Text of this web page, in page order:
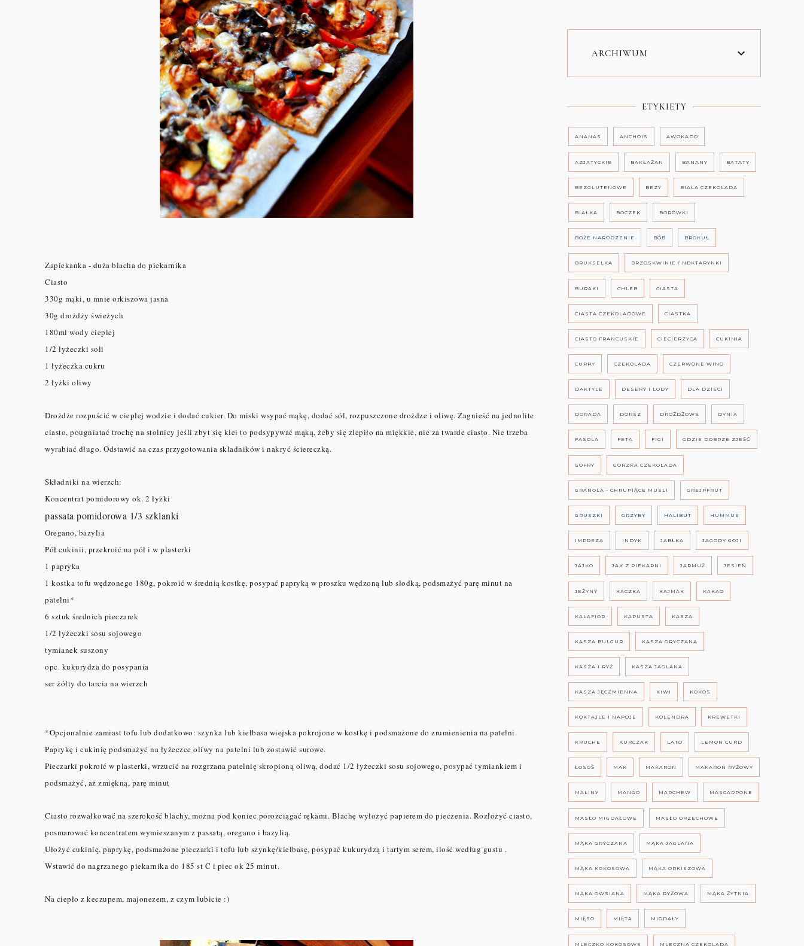
Zapiekanka - duża blacha do piekarnika
Ciasto
330g mąki, u mnie orkiszowa jasna
30g drożdży świeżych
180ml wody cieplej
1/2 łyżeczki soli
1 łyżeczka cukru
2 łyżki oliwy
Drożdże rozpuścić w ciepłej wodzie i dodać cukier. Do miski wsypać mąkę, dodać sól, rozpuszczone drożdze i oliwę. Zagnieść na jednolite
ciasto, pougniatać trochę na stolnicy jeśli zbyt się klei to podsypywać mąką, żeby się zlepiło na miękkie, nie za twarde ciasto. Nie trzeba
wyrabiać długo. Odstawić na czas przygotowania składników i nakryć ściereczką.
Składniki na wierzch:
Koncentrat pomidorowy ok. 2 łyżki
passata pomidorowa 1/3 szklanki
Oregano, bazylia
Pół cukinii, przekroić na pół i w plasterki
1 papryka
1 kostka tofu wędzonego 180g, pokroić w średnią kostkę, posypać papryką w proszku wędzoną lub słodką, podsmażyć parę minut na
patelni*
6 sztuk średnich pieczarek
1/2 łyżeczki sosu sojowego
tymianek suszony
opc. kukurydza do posypania
ser żółty do tarcia na wierzch
*Opcjonalnie zamiast tofu lub dodatkowo: szynka lub kiełbasa wiejska pokrojone w kostkę i podsmażone do zrumienienia na patelni.
Paprykę i cukinię podsmażyć na łyżeczce oliwy na patelni lub zostawić surowe.
Pieczarki pokroić w plasterki, wrzucić na rozgrzana patelnię skropioną oliwą, dodać 1/2 łyżeczki sosu sojowego, posypać tymiankiem i
podsmażyć, aż zmiękną, parę minut
Ciasto rozwałkować na szerokość blachy, można pod koniec porozciągać rękami. Blachę wyłożyć papierem do pieczenia. Rozłożyć ciasto,
posmarować koncentratem wymieszanym z passatą, oregano i bazylią.
Ułożyć cukinię, paprykę, podsmażone pieczarki i tofu lub szynkę/kiełbasę, posypać kukurydzą i tartym serem, ilość według gustu .
Wstawić do nagrzanego piekarnika do 185 st C i piec ok 25 minut.
Na ciepło z keczupem, majonezem, z czym lubicie :)
ARCHIWUM
ETYKIETY
ANANAS ANCHOIS AWOKADO
AZJATYCKIE BAKŁAŻAN BANANY BATATY
BEZGLUTENOWE BEZY BIAŁA CZEKOLADA
BIAŁKA BOCZEK BORÓWKI
BOŻE NARODZENIE BÓB BROKUŁ
BRUKSELKA BRZOSKWINIE / NEKTARYNKI
BURAKI CHLEB CIASTA
CIASTA CZEKOLADOWE CIASTKA
CIASTO FRANCUSKIE CIECIERZYCA CUKINIA
CURRY CZEKOLADA CZERWONE WINO
DAKTYLE DESERY I LODY DLA DZIECI
DORADA DORSZ DROŻDŻOWE DYNIA
FASOLA FETA FIGI GDZIE DOBRZE ZJEŚĆ
GOFRY GORZKA CZEKOLADA
GRANOLA - CHRUPIĄCE MUSLI GREJPFRUT
GRUSZKI GRZYBY HALIBUT HUMMUS
IMPREZA INDYK JABŁKA JAGODY GOJI
JAJKO JAK Z PIEKARNI JARMUŻ JESIEŃ
JEŻYNY KACZKA KAJMAK KAKAO
KALAFIOR KAPUSTA KASZA
KASZA BULGUR KASZA GRYCZANA
KASZA I RYŻ KASZA JAGLANA
KASZA JĘCZMIENNA KIWI KOKOS
KOKTAJLE I NAPOJE KOLENDRA KREWETKI
KRUCHE KURCZAK LATO LEMON CURD
ŁOSOŚ MAK MAKARON MAKARON RYŻOWY
MALINY MANGO MARCHEW MASCARPONE
MASŁO MIGDAŁOWE MASŁO ORZECHOWE
MĄKA GRYCZANA MĄKA JAGLANA
MĄKA KOKOSOWA MĄKA ORKISZOWA
MĄKA OWSIANA MĄKA RYŻOWA MĄKA ŻYTNIA
MIĘSO MIĘTA MIGDAŁY
MLECZKO KOKOSOWE MLECZNA CZEKOLADA